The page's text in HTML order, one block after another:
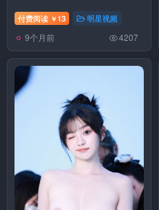
付费阅读 ￥ 13 明星视频
9个月前 4207